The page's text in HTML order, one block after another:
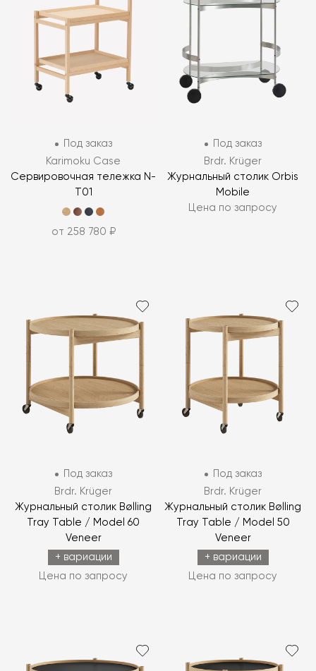
Под заказ
Karimoku Case
Сервировочная тележка N-
T01
от 258 780 ₽
Под заказ
Brdr. Krüger
Журнальный столик Orbis
Mobile
Цена по запросу
Под заказ
Brdr. Krüger
Журнальный столик Bølling
Tray Table / Model 60
Veneer
+ вариации
Цена по запросу
Под заказ
Brdr. Krüger
Журнальный столик Bølling
Tray Table / Model 50
Veneer
+ вариации
Цена по запросу